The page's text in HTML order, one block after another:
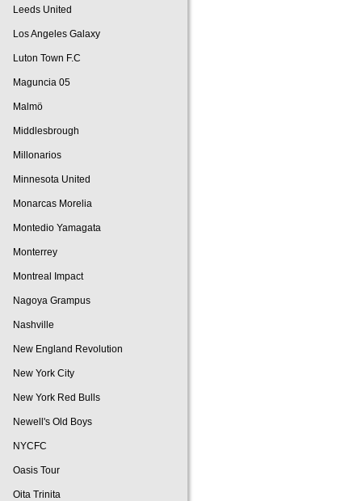
Leeds United
Los Angeles Galaxy
Luton Town F.C
Maguncia 05
Malmö
Middlesbrough
Millonarios
Minnesota United
Monarcas Morelia
Montedio Yamagata
Monterrey
Montreal Impact
Nagoya Grampus
Nashville
New England Revolution
New York City
New York Red Bulls
Newell's Old Boys
NYCFC
Oasis Tour
Oita Trinita